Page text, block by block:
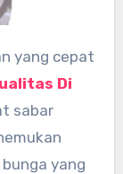
yang cepat
Di
sabar
yang